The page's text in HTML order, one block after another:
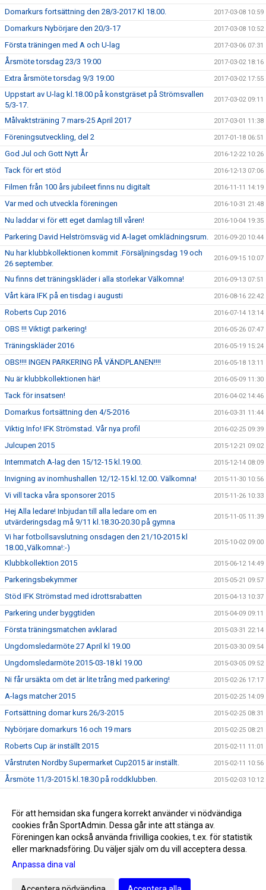
Domarkurs fortsättning den 28/3-2017 Kl 18.00. 2017-03-08 10:59
Domarkurs Nybörjare den 20/3-17 2017-03-08 10:52
Första träningen med A och U-lag 2017-03-06 07:31
Årsmöte torsdag 23/3 19:00 2017-03-02 18:16
Extra årsmöte torsdag 9/3 19:00 2017-03-02 17:55
Uppstart av U-lag kl.18.00 på konstgräset på Strömsvallen
5/3-17.
2017-03-02 09:11
Målvaktsträning 7 mars-25 April 2017 2017-03-01 11:38
Föreningsutveckling, del 2 2017-01-18 06:51
God Jul och Gott Nytt År 2016-12-22 10:26
Tack för ert stöd 2016-12-13 07:06
Filmen från 100 års jubileet finns nu digitalt 2016-11-11 14:19
Var med och utveckla föreningen 2016-10-31 21:48
Nu laddar vi för ett eget damlag till våren! 2016-10-04 19:35
Parkering David Helströmsväg vid A-laget omklädningsrum. 2016-09-20 10:44
Nu har klubbkollektionen kommit .Försäljningsdag 19 och
26 september.
2016-09-15 10:07
Nu finns det träningskläder i alla storlekar Välkomna! 2016-09-13 07:51
Vårt kära IFK på en tisdag i augusti 2016-08-16 22:42
Roberts Cup 2016 2016-07-14 13:14
OBS !!! Viktigt parkering! 2016-05-26 07:47
Träningskläder 2016 2016-05-19 15:24
OBS!!!! INGEN PARKERING PÅ VÄNDPLANEN!!!! 2016-05-18 13:11
Nu är klubbkollektionen här! 2016-05-09 11:30
Tack för insatsen! 2016-04-02 14:46
Domarkus fortsättning den 4/5-2016 2016-03-31 11:44
Viktig Info! IFK Strömstad. Vår nya profil 2016-02-25 09:39
Julcupen 2015 2015-12-21 09:02
Internmatch A-lag den 15/12-15 kl.19.00. 2015-12-14 08:09
Invigning av inomhushallen 12/12-15 kl.12.00. Välkomna! 2015-11-30 10:56
Vi vill tacka våra sponsorer 2015 2015-11-26 10:33
Hej Alla ledare! Inbjudan till alla ledare om en
utvärderingsdag må 9/11 kl.18.30-20.30 på gymna
2015-11-05 11:39
Vi har fotbollsavslutning onsdagen den 21/10-2015 kl
18.00.,Välkomna!:-)
2015-10-02 09:00
Klubbkollektion 2015 2015-06-12 14:49
Parkeringsbekymmer 2015-05-21 09:57
Stöd IFK Strömstad med idrottsrabatten 2015-04-13 10:37
Parkering under byggtiden 2015-04-09 09:11
Första träningsmatchen avklarad 2015-03-31 22:14
Ungdomsledarmöte 27 April kl 19.00 2015-03-30 09:54
Ungdomsledarmöte 2015-03-18 kl 19.00 2015-03-05 09:52
Ni får ursäkta om det är lite trång med parkering! 2015-02-26 17:17
A-lags matcher 2015 2015-02-25 14:09
Fortsättning domar kurs 26/3-2015 2015-02-25 08:31
Nybörjare domarkurs 16 och 19 mars 2015-02-25 08:21
Roberts Cup är inställt 2015 2015-02-11 11:01
Vårstruten Nordby Supermarket Cup2015 är inställt. 2015-02-11 10:56
Årsmöte 11/3-2015 kl.18.30 på roddklubben. 2015-02-03 10:12
Upptaktsmöte för TIFs målvaktsskola 2015. 2015-01-19 09:33
GOD JUL OCH GOTT NYTT ÅR 2014-12-19 14:11
Gå till Webbversion
För att hemsidan ska fungera korrekt använder vi nödvändiga
cookies från SportAdmin. Dessa går inte att stänga av.
Föreningen kan också använda frivilliga cookies, t.ex. för statistik
eller marknadsföring. Du väljer själv om du vill acceptera dessa.
Anpassa dina val